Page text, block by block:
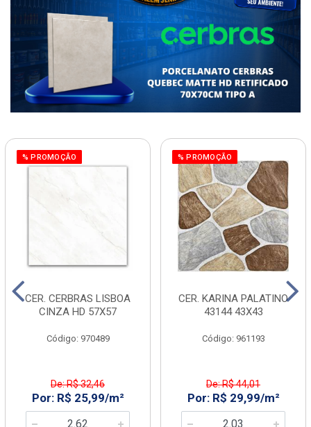
% PROMOÇÃO
CER. CERBRAS LISBOA
CINZA HD 57X57
Código: 970489
De: R$ 32,46
Por: R$ 25,99/m²
% PROMOÇÃO
CER. KARINA PALATINO
43144 43X43
Código: 961193
De: R$ 44,01
Por: R$ 29,99/m²